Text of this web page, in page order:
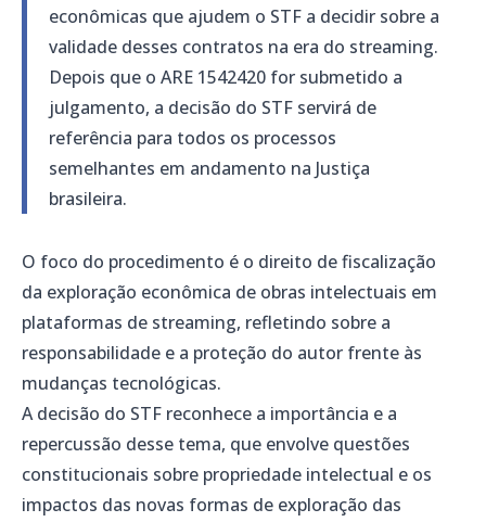
econômicas que ajudem o STF a decidir sobre a
validade desses contratos na era do streaming.
Depois que o ARE 1542420 for submetido a
julgamento, a decisão do STF servirá de
referência para todos os processos
semelhantes em andamento na Justiça
brasileira.
O foco do procedimento é o direito de fiscalização
da exploração econômica de obras intelectuais em
plataformas de streaming, refletindo sobre a
responsabilidade e a proteção do autor frente às
mudanças tecnológicas.
A decisão do STF reconhece a importância e a
repercussão desse tema, que envolve questões
constitucionais sobre propriedade intelectual e os
impactos das novas formas de exploração das